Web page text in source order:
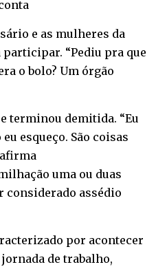
e as mulheres da
“Pediu pra que
o bolo? Um órgão
terminou demitida. “Eu
esqueço. São coisas
uma ou duas
considerado assédio
por acontecer
de trabalho,